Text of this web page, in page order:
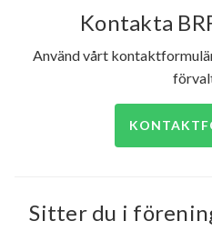
Kontakta
Använd vårt
Sitter du i